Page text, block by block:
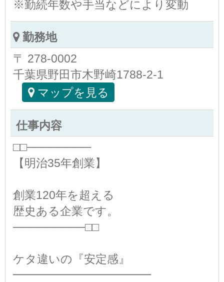
※勤続年数や手当などにより変動
勤務地
〒 278-0002
千葉県野田市木野崎1788-2-1
マップを見る
仕事内容
□□────────
【明治35年創業】
創業120年を超える
歴史ある企業です。
─────────□□
ケタ違いの『安定感』
━━━━━━━━━━━━